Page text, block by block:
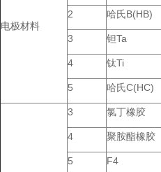
电极材料
2 哈氏B(HB)
3 钽Ta
4 钛Ti
5 哈氏C(HC)
3 氯丁橡胶
4 聚胺酯橡胶
5 F4